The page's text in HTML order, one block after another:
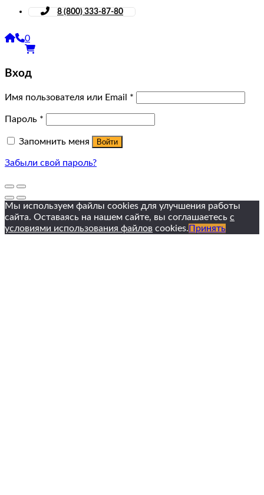
8 (800) 333-87-80
0
Вход
Имя пользователя или Email *
Пароль *
Запомнить меня Войти
Забыли свой пароль?
Мы используем файлы cookies для улучшения работы
сайта. Оставаясь на нашем сайте, вы соглашаетесь с
условиями использования файлов cookies. Принять